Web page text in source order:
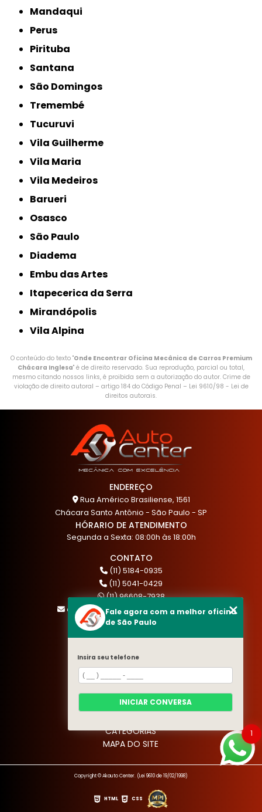
Mandaqui
Perus
Pirituba
Santana
São Domingos
Tremembé
Tucuruvi
Vila Guilherme
Vila Maria
Vila Medeiros
Barueri
Osasco
São Paulo
Diadema
Embu das Artes
Itapecerica da Serra
Mirandópolis
Vila Alpina
O conteúdo do texto "Onde Encontrar Oficina Mecânica de Carros Premium
Chácara Inglesa" é de direito reservado. Sua reprodução, parcial ou total,
mesmo citando nossos links, é proibida sem a autorização do autor. Crime de
violação de direito autoral – artigo 184 do Código Penal – Lei 9610/98 - Lei de
direitos autorais.
ENDEREÇO
Rua Américo Brasiliense, 1561
Chácara Santo Antônio - São Paulo - SP
HÓRARIO DE ATENDIMENTO
Segunda a Sexta: 08:00h às 18:00h
CONTATO
(11) 5184-0935
(11) 5041-0429
(11) 96608-7938
atendimento@akautocenter.com.br
MENU
HOME
QUEM SOMOS
SERVIÇOS
BLOG
CATEGORIAS
MAPA DO SITE
Copyright © Akauto Center. (Lei 9610 de 19/02/1998)
HTML CSS
1
Fale agora com a melhor oficina
de São Paulo
Insira seu telefone
INICIAR CONVERSA